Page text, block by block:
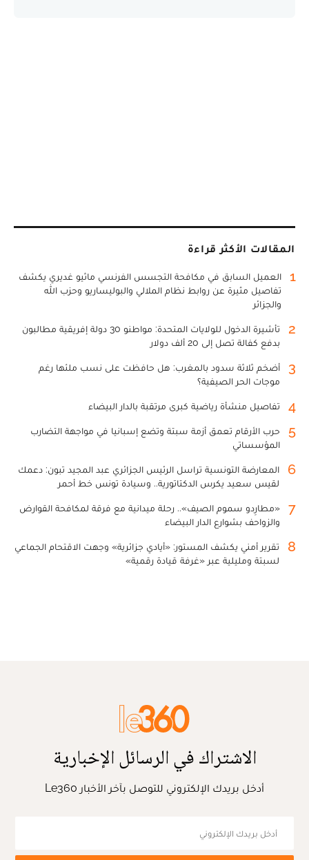
المقالات الأكثر قراءة
1
العميل السابق في مكافحة التجسس الفرنسي ماثيو غديري يكشف
تفاصيل مثيرة عن روابط نظام الملالي والبوليساريو وحزب الله
والجزائر
2
تأشيرة الدخول للولايات المتحدة: مواطنو 30 دولة إفريقية مطالبون
بدفع كفالة تصل إلى 20 ألف دولار
3
أضخم ثلاثة سدود بالمغرب: هل حافظت على نسب ملئها رغم
موجات الحر الصيفية؟
4 تفاصيل منشأة رياضية كبرى مرتقبة بالدار البيضاء
5
حرب الأرقام تعمق أزمة سبتة وتضع إسبانيا في مواجهة التضارب
المؤسساتي
6
المعارضة التونسية تراسل الرئيس الجزائري عبد المجيد تبون: دعمك
لقيس سعيد يكرس الدكتاتورية.. وسيادة تونس خط أحمر
7
«مطارِدو سموم الصيف».. رحلة ميدانية مع فرقة لمكافحة القوارض
والزواحف بشوارع الدار البيضاء
8
تقرير أمني يكشف المستور: «أيادي جزائرية» وجهت الاقتحام الجماعي
لسبتة ومليلية عبر «غرفة قيادة رقمية»
الاشتراك في الرسائل الإخبارية
أدخل بريدك الإلكتروني للتوصل بآخر الأخبار Le360